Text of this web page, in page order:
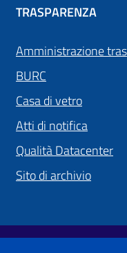
TRASPARENZA
Amministrazione
BURC
Casa di vetro
Atti di notifica
Qualità Datacenter
Sito di archivio